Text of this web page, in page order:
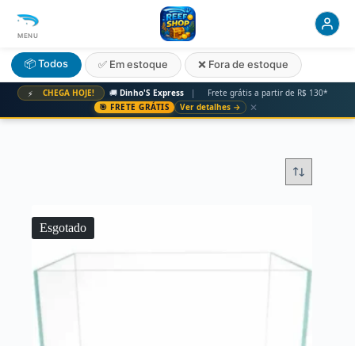
⚡ CHEGA HOJE! 🚚 Dinho'S Express |
Frete grátis a partir de R$ 130*
🎯 FRETE GRÁTIS
Ver detalhes → ✕
MENU
📦 Todos ✅ Em estoque ❌ Fora de estoque
Esgotado